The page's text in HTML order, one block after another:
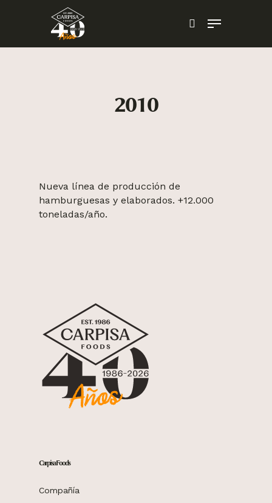
content
search
Menu
2010
Nueva línea de producción de
hamburguesas y elaborados. +12.000
toneladas/año.
Carpisa Foods
Compañía